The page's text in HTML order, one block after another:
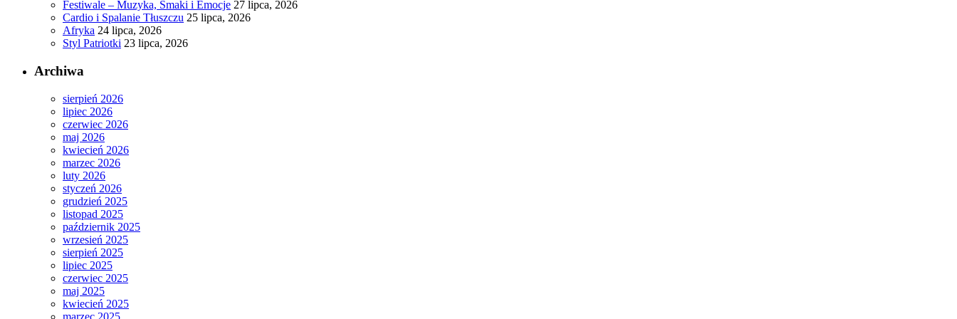
Festiwale – Muzyka, Smaki i Emocje 27 lipca, 2026
Cardio i Spalanie Tłuszczu 25 lipca, 2026
Afryka 24 lipca, 2026
Styl Patriotki 23 lipca, 2026
Archiwa
sierpień 2026
lipiec 2026
czerwiec 2026
maj 2026
kwiecień 2026
marzec 2026
luty 2026
styczeń 2026
grudzień 2025
listopad 2025
październik 2025
wrzesień 2025
sierpień 2025
lipiec 2025
czerwiec 2025
maj 2025
kwiecień 2025
marzec 2025